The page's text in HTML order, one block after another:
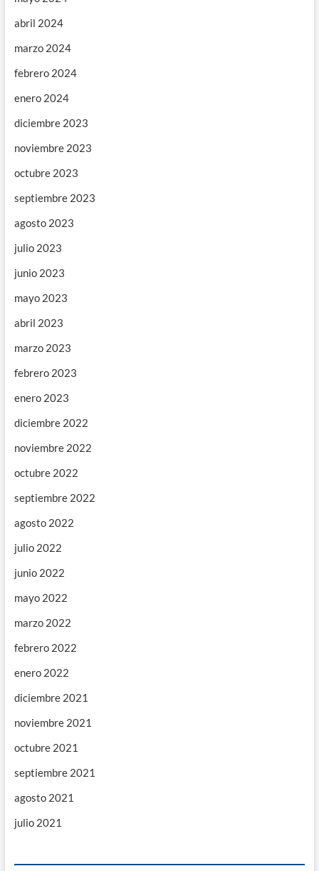
abril 2024
marzo 2024
febrero 2024
enero 2024
diciembre 2023
noviembre 2023
octubre 2023
septiembre 2023
agosto 2023
julio 2023
junio 2023
mayo 2023
abril 2023
marzo 2023
febrero 2023
enero 2023
diciembre 2022
noviembre 2022
octubre 2022
septiembre 2022
agosto 2022
julio 2022
junio 2022
mayo 2022
marzo 2022
febrero 2022
enero 2022
diciembre 2021
noviembre 2021
octubre 2021
septiembre 2021
agosto 2021
julio 2021